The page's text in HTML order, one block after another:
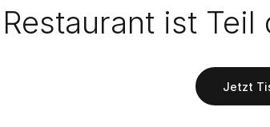
ist
Jetzt